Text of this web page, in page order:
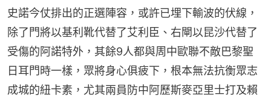
史諾今仗排出的正選陣容，或許已埋下輸波的伏線，
除了門將以基利靴代替了艾利臣、右閘以昆沙代替了
受傷的阿諾特外，其餘9人都與周中歐聯不敵巴黎聖
日耳門時一樣，眾將身心俱疲下，根本無法抗衡眾志
成城的紐卡素，尤其兩員防中阿歷斯麥亞里士打及賴